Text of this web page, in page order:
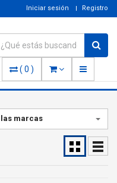
Iniciar sesión Registro
( 0 )
las marcas